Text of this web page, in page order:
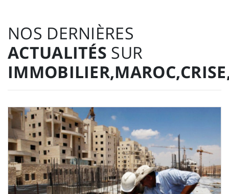
NOS DERNIÈRES
ACTUALITÉS SUR